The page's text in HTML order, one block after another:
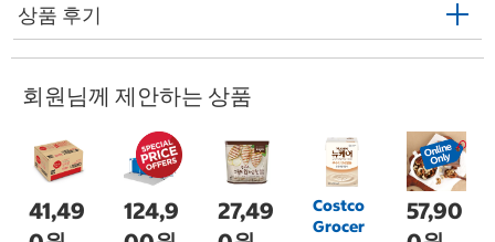
상품 후기
회원님께 제안하는 상품
41,49
124,9
27,49
Costco
Grocer
57,90